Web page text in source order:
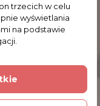
recenzji.
KATEGORII
trzecich w celu
wyświetlania
na podstawie